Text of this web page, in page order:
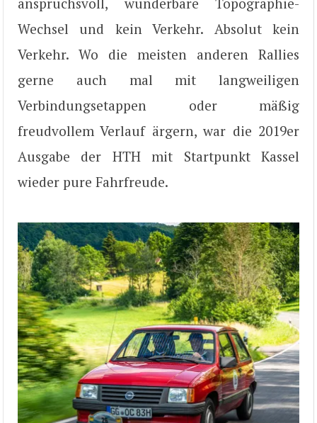
Wechsel und kein Verkehr. Absolut kein
Verkehr. Wo die meisten anderen Rallies
gerne auch mal mit langweiligen
Verbindungsetappen oder mäßig
freudvollem Verlauf ärgern, war die 2019er
Ausgabe der HTH mit Startpunkt Kassel
wieder pure Fahrfreude.